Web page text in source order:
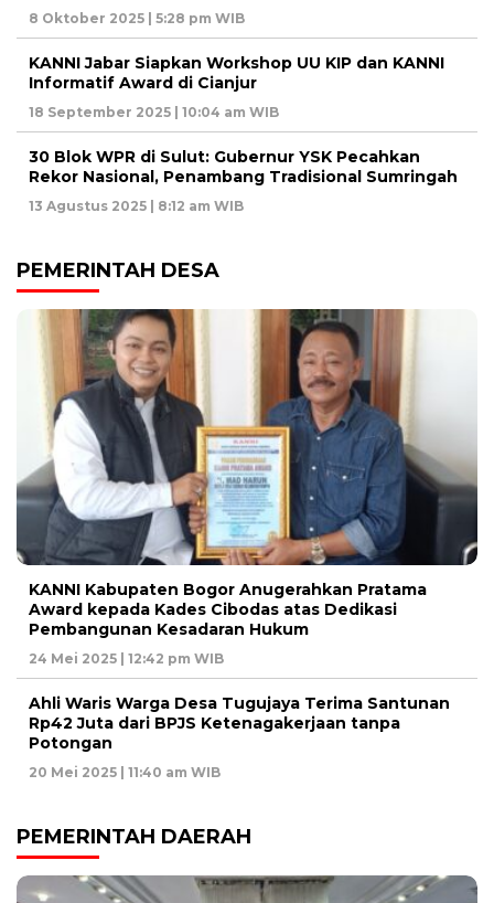
8 Oktober 2025 | 5:28 pm WIB
KANNI Jabar Siapkan Workshop UU KIP dan KANNI
Informatif Award di Cianjur
18 September 2025 | 10:04 am WIB
30 Blok WPR di Sulut: Gubernur YSK Pecahkan
Rekor Nasional, Penambang Tradisional Sumringah
13 Agustus 2025 | 8:12 am WIB
PEMERINTAH DESA
KANNI Kabupaten Bogor Anugerahkan Pratama
Award kepada Kades Cibodas atas Dedikasi
Pembangunan Kesadaran Hukum
24 Mei 2025 | 12:42 pm WIB
Ahli Waris Warga Desa Tugujaya Terima Santunan
Rp42 Juta dari BPJS Ketenagakerjaan tanpa
Potongan
20 Mei 2025 | 11:40 am WIB
PEMERINTAH DAERAH